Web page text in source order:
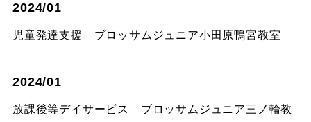
2024/01
児童発達支援 ブロッサムジュニア小田原鴨宮教室
2024/01
放課後等デイサービス ブロッサムジュニア三ノ輪教